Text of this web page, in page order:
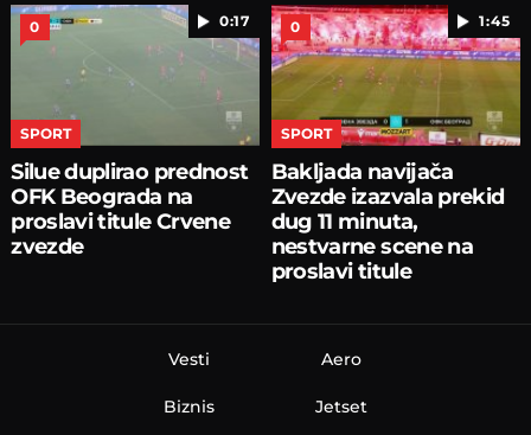
0:17
0
SPORT
Silue duplirao prednost
OFK Beograda na
proslavi titule Crvene
zvezde
1:45
0
SPORT
Bakljada navijača
Zvezde izazvala prekid
dug 11 minuta,
nestvarne scene na
proslavi titule
Vesti
Biznis
Aero
Jetset